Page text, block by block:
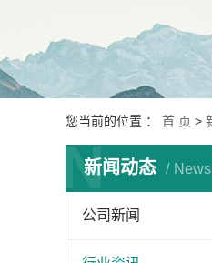
您当前的位置 ： 首 页 >
新闻动态 News
N
公司新闻